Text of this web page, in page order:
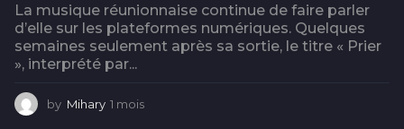
La musique réunionnaise continue de faire parler
d’elle sur les plateformes numériques. Quelques
semaines seulement après sa sortie, le titre « Prier
», interprété par...
by Mihary 1 mois